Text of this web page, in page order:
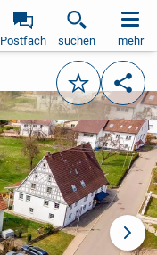
Postfach suchen mehr
Merken